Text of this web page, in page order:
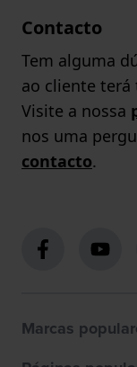
Contacto
Tem alguma
ao cliente terá
Visite a nossa
nos uma
contacto.
Marcas